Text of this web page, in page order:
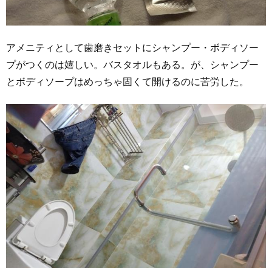
アメニティとして歯磨きセットにシャンプー・ボディソー
プがつくのは嬉しい。バスタオルもある。が、シャンプー
とボディソープはめっちゃ固くて開けるのに苦労した。